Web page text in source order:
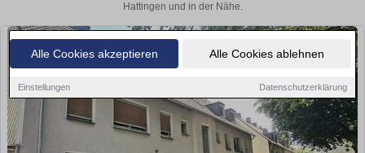
Alle Cookies akzeptieren Alle Cookies ablehnen
Einstellungen Datenschutzerklärung
Hattingen und in der Nähe.